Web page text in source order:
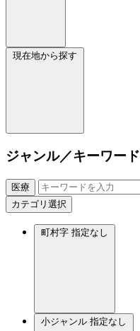
現在地から探す
ジャンル／キーワード
医療
カテゴリ選択
町村字 指定なし
小ジャンル 指定なし